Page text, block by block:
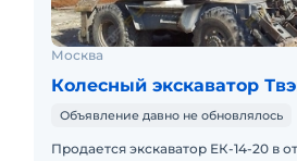
Москва
Колесный экскаватор
Объявление давно не обновлялось
Продается экскаватор ЕК-14-20 в